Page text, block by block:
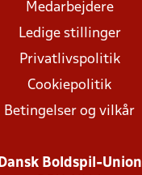
Medarbejdere
Ledige stillinger
Privatlivspolitik
Cookiepolitik
Betingelser og vilkår
Dansk Boldspil-Union